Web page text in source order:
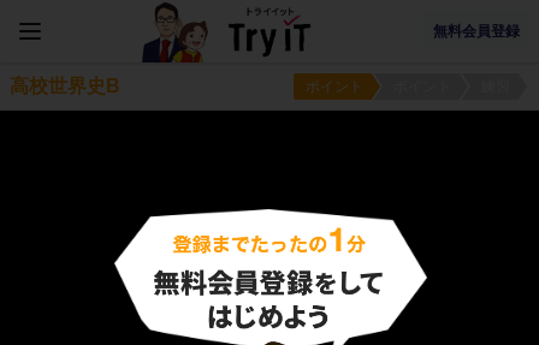
無料会員登録
高校世界史B ポイント